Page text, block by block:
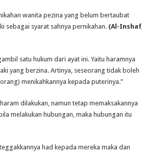
wanita pezina yang belum bertaubat
sebagai syarat sahnya pernikahan. (Al-Inshaf,
satu hukum dari ayat ini. Yaitu haramnya
yang berzina. Artinya, seseorang tidak boleh
menikahkannya kepada puterinya.”
dilakukan, namun tetap memaksakannya
melakukan hubungan, maka hubungan itu
had kepada mereka maka dan